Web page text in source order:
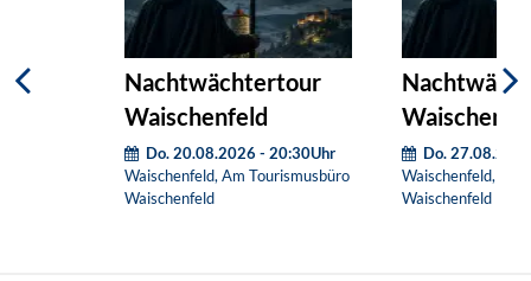
Nachtwächtertour
Waischenfeld
Do. 20.08.2026 - 20:30Uhr
Waischenfeld, Am Tourismusbüro
Waischenfeld
Do.
Waischenfeld, Am
Waischenfeld